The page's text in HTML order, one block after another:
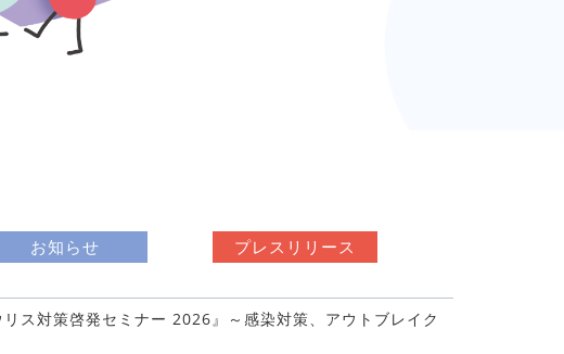
お知らせ プレスリリース
ス対策啓発セミナー 2026』～感染対策、アウトブレイク